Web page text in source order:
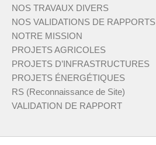
NOS TRAVAUX DIVERS
NOS VALIDATIONS DE RAPPORTS
NOTRE MISSION
PROJETS AGRICOLES
PROJETS D’INFRASTRUCTURES
PROJETS ÉNERGÉTIQUES
RS (Reconnaissance de Site)
VALIDATION DE RAPPORT